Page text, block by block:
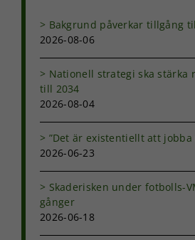
Bakgrund påverkar tillgång
2026-08-06
Nationell strategi ska stärka
till 2034
2026-08-04
”Det är existentiellt att jobba
2026-06-23
Skaderisken under fotbolls-
gånger
2026-06-18